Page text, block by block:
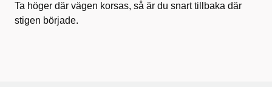
Ta höger där vägen korsas, så är du snart tillbaka där
stigen började.